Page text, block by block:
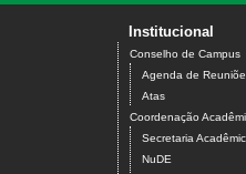
Institucional
Conselho de Campus
Agenda de
Atas
Coordenação
Secretaria
NuDE